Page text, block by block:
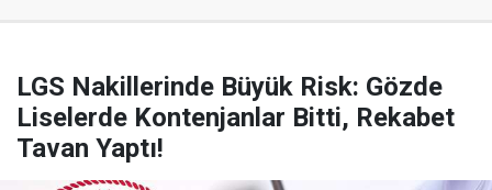
LGS Nakillerinde Büyük Risk: Gözde
Liselerde Kontenjanlar Bitti, Rekabet
Tavan Yaptı!